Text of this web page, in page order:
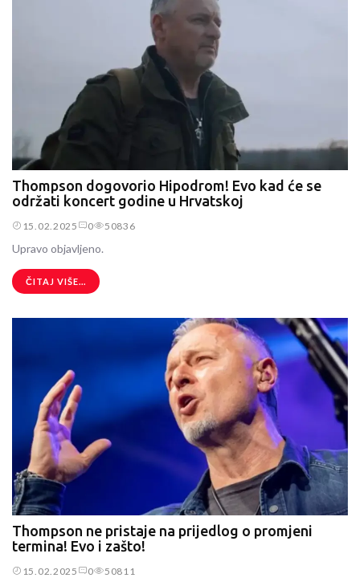
Thompson dogovorio Hipodrom! Evo kad će se
održati koncert godine u Hrvatskoj
15.02.2025 0 50836
Upravo objavljeno.
ČITAJ VIŠE...
Thompson ne pristaje na prijedlog o promjeni
termina! Evo i zašto!
15.02.2025 0 50811